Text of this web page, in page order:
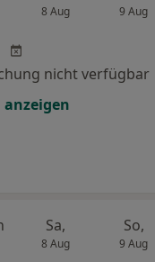
8 Aug 9 Aug
nicht verfügbar
anzeigen
Sa,
8 Aug
So,
9 Aug